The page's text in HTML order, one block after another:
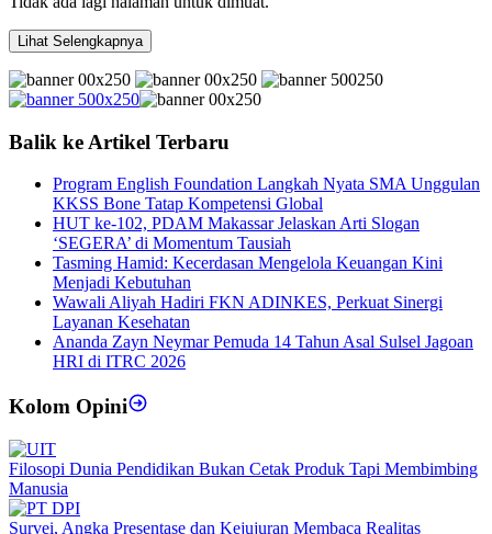
Lihat Selengkapnya
Balik ke Artikel Terbaru
Program English Foundation Langkah Nyata SMA Unggulan
KKSS Bone Tatap Kompetensi Global
HUT ke-102, PDAM Makassar Jelaskan Arti Slogan
‘SEGERA’ di Momentum Tausiah
Tasming Hamid: Kecerdasan Mengelola Keuangan Kini
Menjadi Kebutuhan
Wawali Aliyah Hadiri FKN ADINKES, Perkuat Sinergi
Layanan Kesehatan
Ananda Zayn Neymar Pemuda 14 Tahun Asal Sulsel Jagoan
HRI di ITRC 2026
Kolom Opini
Filosopi Dunia Pendidikan Bukan Cetak Produk Tapi Membimbing
Manusia
Survei, Angka Presentase dan Kejujuran Membaca Realitas